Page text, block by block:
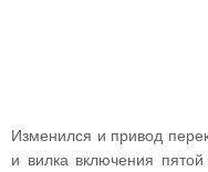
Изменился и привод
и вилка включения